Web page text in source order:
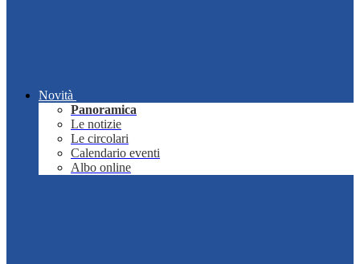
Novità
Panoramica
Le notizie
Le circolari
Calendario eventi
Albo online